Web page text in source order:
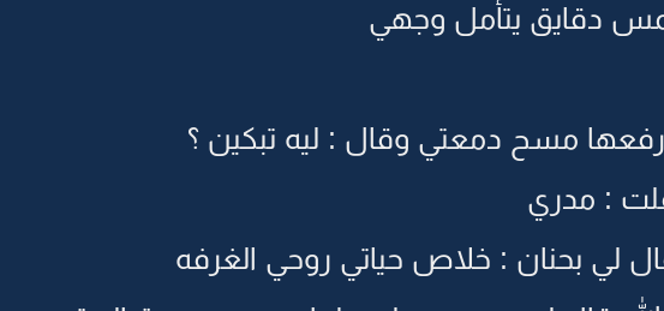
دقايق يتأمل وجهي
مسح دمعتي وقال : ليه تبكين ؟
: مدري
لي بحنان : خلاص حياتي روحي الغرفه